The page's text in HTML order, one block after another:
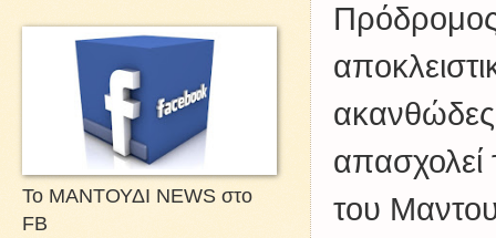
απασχολεί
του
Το ΜΑΝΤΟΥΔΙ NEWS στο
FB